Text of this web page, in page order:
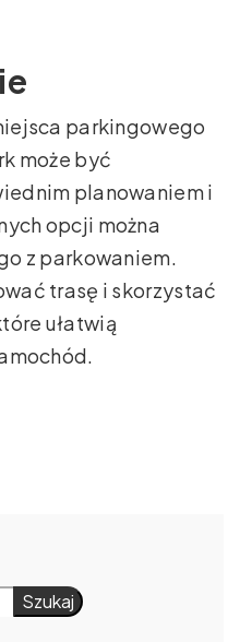
parkingowego
może być
planowaniem i
opcji można
z parkowaniem.
trasę i skorzystać
ułatwią
Szukaj